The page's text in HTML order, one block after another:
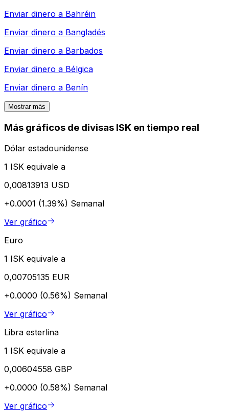
Enviar dinero a Bahréin
Enviar dinero a Bangladés
Enviar dinero a Barbados
Enviar dinero a Bélgica
Enviar dinero a Benín
Mostrar más
Más gráficos de divisas ISK en tiempo real
Dólar estadounidense
1 ISK equivale a
0,00813913 USD
+0.0001 (1.39%) Semanal
Ver gráfico
Euro
1 ISK equivale a
0,00705135 EUR
+0.0000 (0.56%) Semanal
Ver gráfico
Libra esterlina
1 ISK equivale a
0,00604558 GBP
+0.0000 (0.58%) Semanal
Ver gráfico